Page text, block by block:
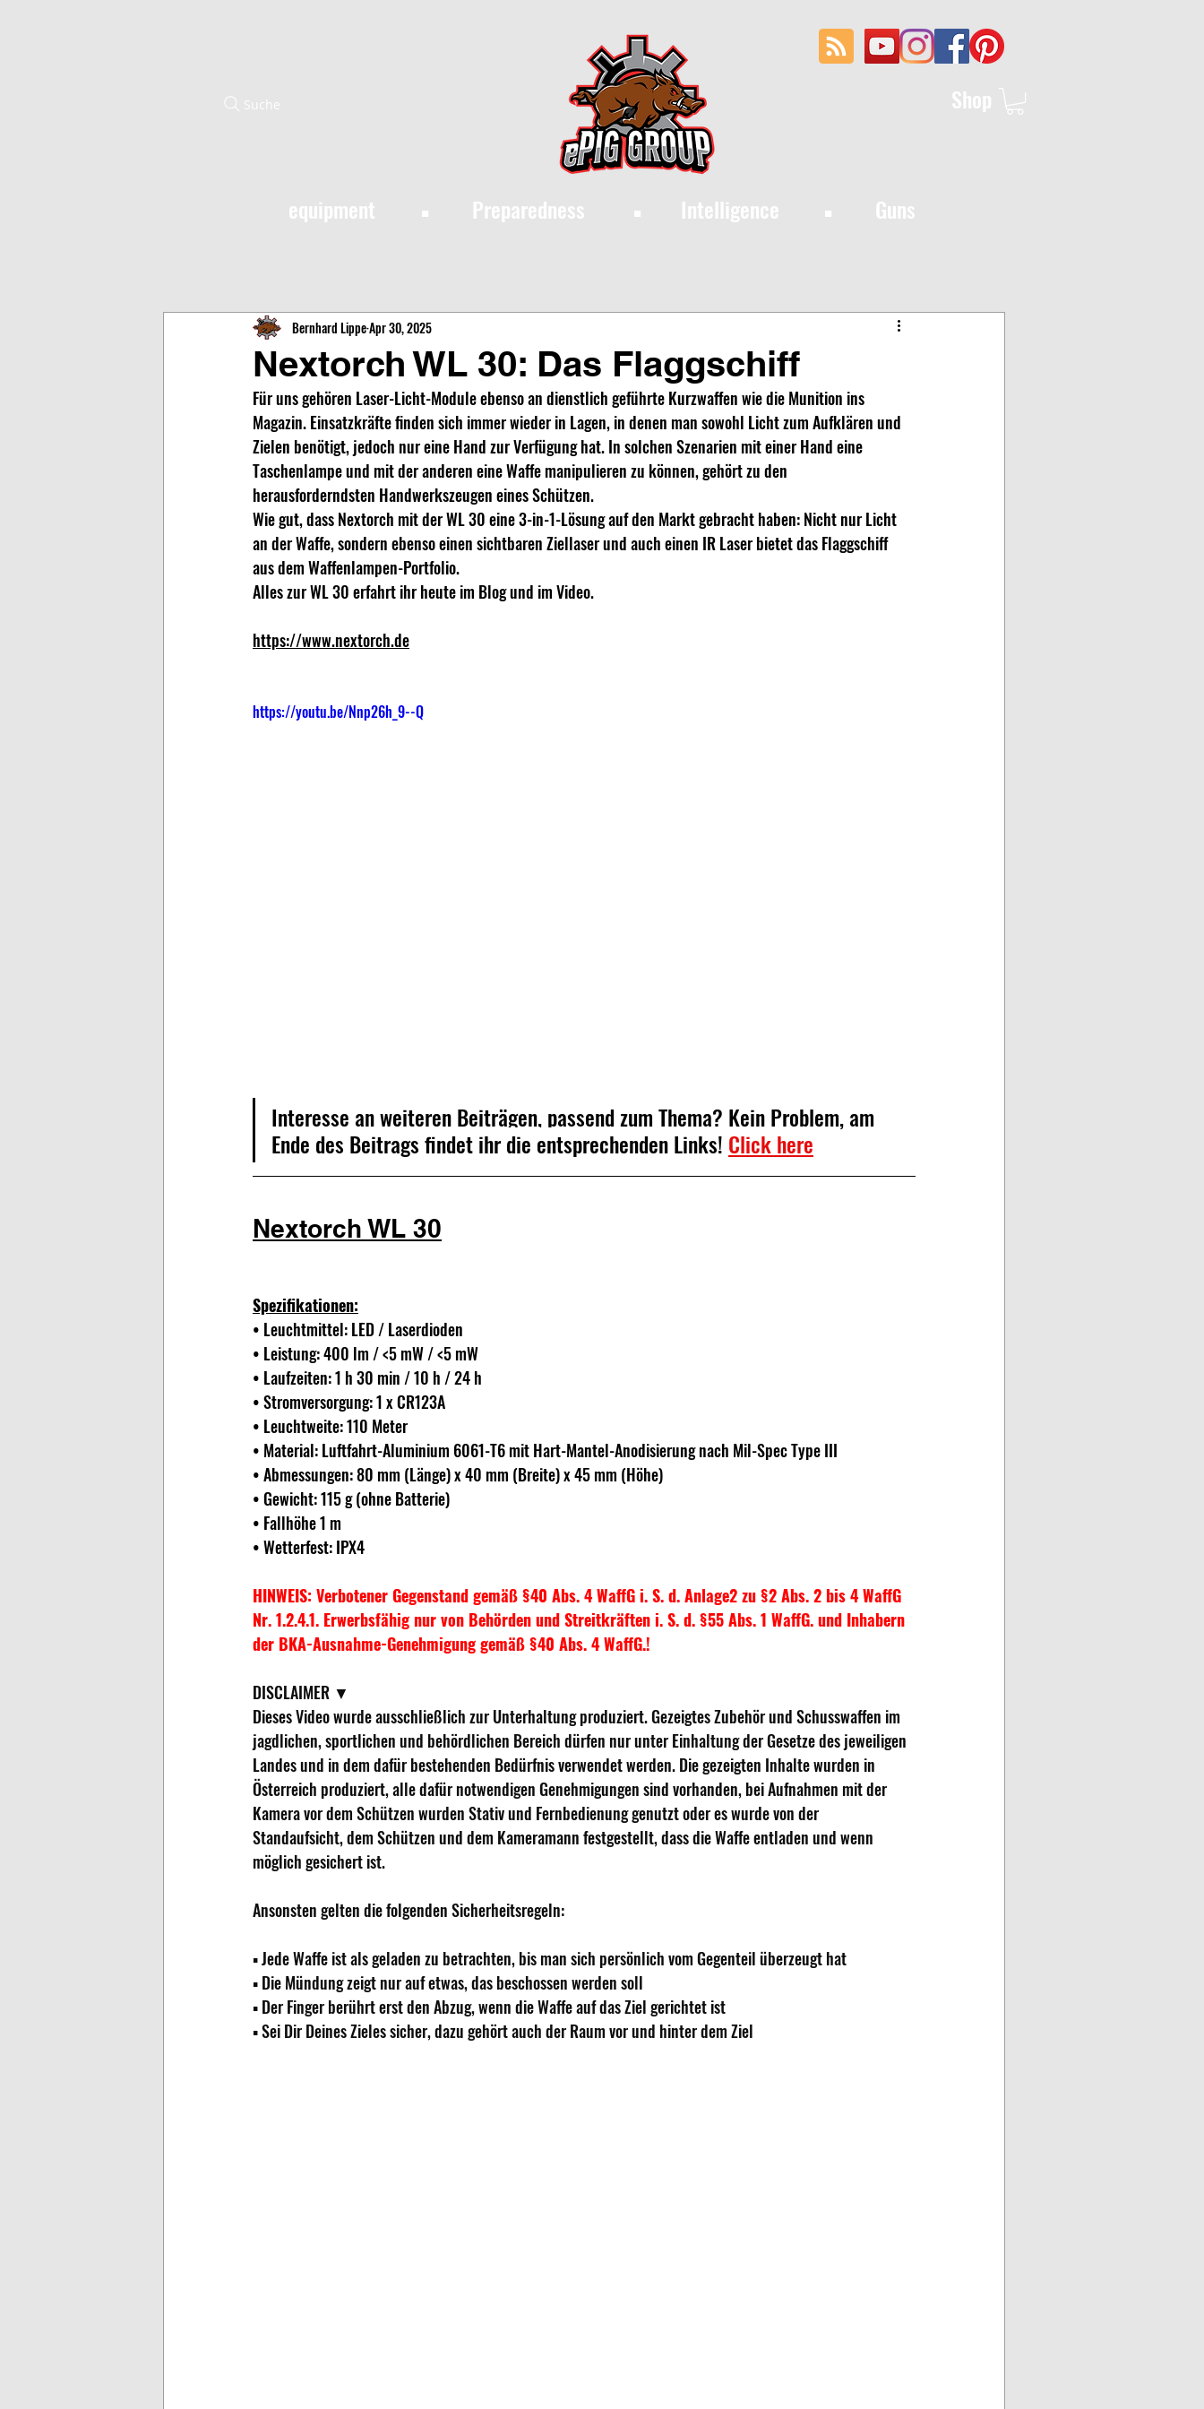
Shop
·
equipment Preparedness Intelligence Guns
·
·
Suche
Nextorch WL 30: Das Flaggschiff
Bernhard LippeApr 30, 2025
Für uns gehören Laser-Licht-Module ebenso an dienstlich geführte Kurzwaffen wie die Munition ins
Magazin. Einsatzkräfte finden sich immer wieder in Lagen, in denen man sowohl Licht zum Aufklären und
Zielen benötigt, jedoch nur eine Hand zur Verfügung hat. In solchen Szenarien mit einer Hand eine
Taschenlampe und mit der anderen eine Waffe manipulieren zu können, gehört zu den
herausforderndsten Handwerkszeugen eines Schützen.
Wie gut, dass Nextorch mit der WL 30 eine 3-in-1-Lösung auf den Markt gebracht haben: Nicht nur Licht
an der Waffe, sondern ebenso einen sichtbaren Ziellaser und auch einen IR Laser bietet das Flaggschiff
aus dem Waffenlampen-Portfolio.
Alles zur WL 30 erfahrt ihr heute im Blog und im Video.
https://www.nextorch.de
https://youtu.be/Nnp26h_9--Q
Interesse an weiteren Beiträgen, passend zum Thema? Kein Problem, am
Ende des Beitrags findet ihr die entsprechenden Links! Click here
Nextorch WL 30
Spezifikationen:
• Leuchtmittel: LED / Laserdioden
• Leistung: 400 lm / <5 mW / <5 mW
• Laufzeiten: 1 h 30 min / 10 h / 24 h
• Stromversorgung: 1 x CR123A
• Leuchtweite: 110 Meter
• Material: Luftfahrt-Aluminium 6061-T6 mit Hart-Mantel-Anodisierung nach Mil-Spec Type III
• Abmessungen: 80 mm (Länge) x 40 mm (Breite) x 45 mm (Höhe)
• Gewicht: 115 g (ohne Batterie)
• Fallhöhe 1 m
• Wetterfest: IPX4
HINWEIS: Verbotener Gegenstand gemäß §40 Abs. 4 WaffG i. S. d. Anlage2 zu §2 Abs. 2 bis 4 WaffG
Nr. 1.2.4.1. Erwerbsfähig nur von Behörden und Streitkräften i. S. d. §55 Abs. 1 WaffG. und Inhabern
der BKA-Ausnahme-Genehmigung gemäß §40 Abs. 4 WaffG.!
DISCLAIMER ▼
Dieses Video wurde ausschließlich zur Unterhaltung produziert. Gezeigtes Zubehör und Schusswaffen im
jagdlichen, sportlichen und behördlichen Bereich dürfen nur unter Einhaltung der Gesetze des jeweiligen
Landes und in dem dafür bestehenden Bedürfnis verwendet werden. Die gezeigten Inhalte wurden in
Österreich produziert, alle dafür notwendigen Genehmigungen sind vorhanden, bei Aufnahmen mit der
Kamera vor dem Schützen wurden Stativ und Fernbedienung genutzt oder es wurde von der
Standaufsicht, dem Schützen und dem Kameramann festgestellt, dass die Waffe entladen und wenn
möglich gesichert ist.
Ansonsten gelten die folgenden Sicherheitsregeln:
▪ Jede Waffe ist als geladen zu betrachten, bis man sich persönlich vom Gegenteil überzeugt hat
▪ Die Mündung zeigt nur auf etwas, das beschossen werden soll
▪ Der Finger berührt erst den Abzug, wenn die Waffe auf das Ziel gerichtet ist
▪ Sei Dir Deines Zieles sicher, dazu gehört auch der Raum vor und hinter dem Ziel